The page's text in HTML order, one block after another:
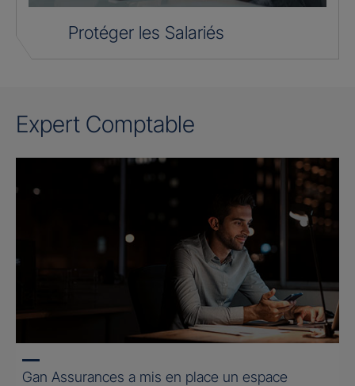
Protéger les Salariés
Expert Comptable
Gan Assurances a mis en place un espace